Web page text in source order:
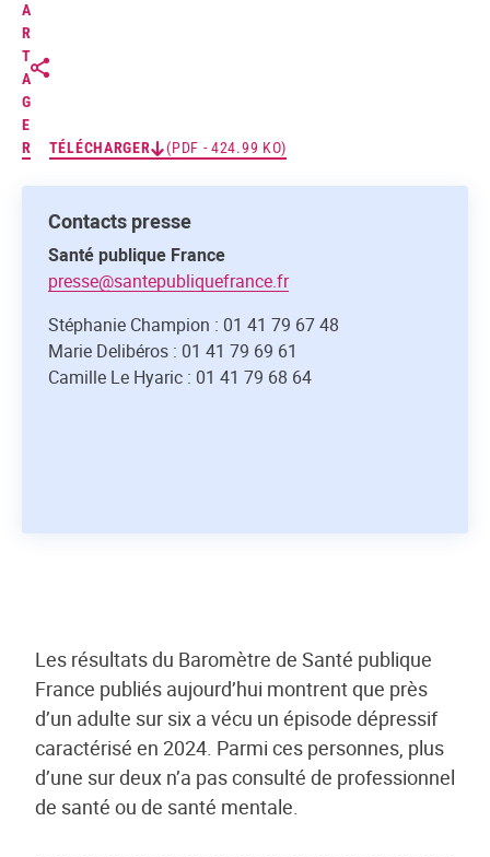
A
R
T
A
G
E
R
TÉLÉCHARGER (PDF - 424.99 KO)
Contacts presse
Santé publique France
presse@santepubliquefrance.fr
Stéphanie Champion : 01 41 79 67 48
Marie Delibéros : 01 41 79 69 61
Camille Le Hyaric : 01 41 79 68 64
Les résultats du Baromètre de Santé publique
France publiés aujourd’hui montrent que près
d’un adulte sur six a vécu un épisode dépressif
caractérisé en 2024. Parmi ces personnes, plus
d’une sur deux n’a pas consulté de professionnel
de santé ou de santé mentale.